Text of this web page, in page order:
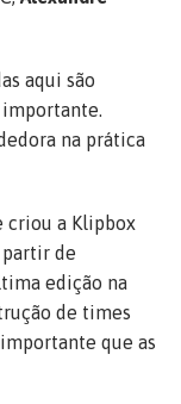
aqui são
importante.
na prática
criou a Klipbox
de
edição na
de times
que as